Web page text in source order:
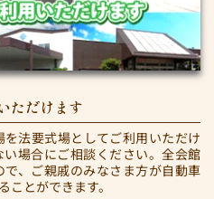
ただけます
法要式場としてご利用いただけ
場合にご相談ください。全会館
、ご親戚のみなさま方が自動車
ことができます。